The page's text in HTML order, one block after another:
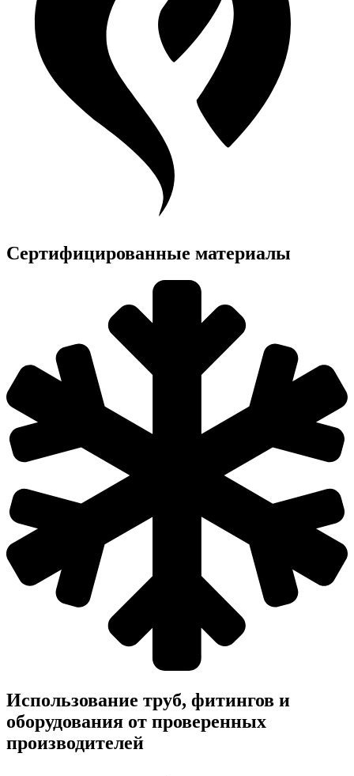
Сертифицированные материалы
Использование труб, фитингов и
оборудования от проверенных
производителей